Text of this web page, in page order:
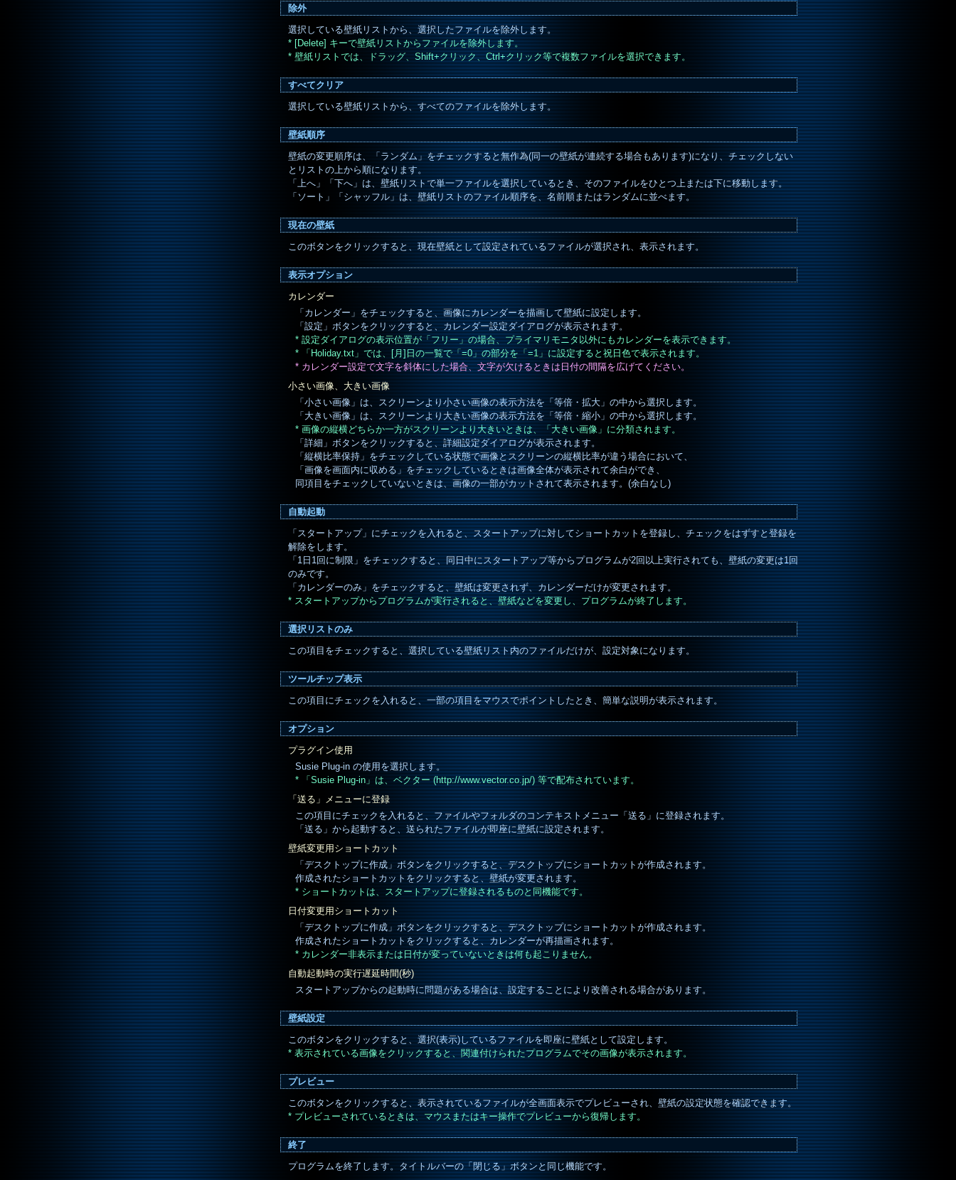
除外
選択している壁紙リストから、選択したファイルを除外します。
* [Delete] キーで壁紙リストからファイルを除外します。
* 壁紙リストでは、ドラッグ、Shift+クリック、Ctrl+クリック等で複数ファイルを選択できます。
すべてクリア
選択している壁紙リストから、すべてのファイルを除外します。
壁紙順序
壁紙の変更順序は、「ランダム」をチェックすると無作為(同一の壁紙が連続する場合もあります)になり、チェックしない
とリストの上から順になります。
「上へ」「下へ」は、壁紙リストで単一ファイルを選択しているとき、そのファイルをひとつ上または下に移動します。
「ソート」「シャッフル」は、壁紙リストのファイル順序を、名前順またはランダムに並べます。
現在の壁紙
このボタンをクリックすると、現在壁紙として設定されているファイルが選択され、表示されます。
表示オプション
カレンダー
「カレンダー」をチェックすると、画像にカレンダーを描画して壁紙に設定します。
「設定」ボタンをクリックすると、カレンダー設定ダイアログが表示されます。
* 設定ダイアログの表示位置が「フリー」の場合、プライマリモニタ以外にもカレンダーを表示できます。
* 「Holiday.txt」では、[月]日の一覧で「=0」の部分を「=1」に設定すると祝日色で表示されます。
* カレンダー設定で文字を斜体にした場合、文字が欠けるときは日付の間隔を広げてください。
小さい画像、大きい画像
「小さい画像」は、スクリーンより小さい画像の表示方法を「等倍・拡大」の中から選択します。
「大きい画像」は、スクリーンより大きい画像の表示方法を「等倍・縮小」の中から選択します。
* 画像の縦横どちらか一方がスクリーンより大きいときは、「大きい画像」に分類されます。
「詳細」ボタンをクリックすると、詳細設定ダイアログが表示されます。
「縦横比率保持」をチェックしている状態で画像とスクリーンの縦横比率が違う場合において、
「画像を画面内に収める」をチェックしているときは画像全体が表示されて余白ができ、
同項目をチェックしていないときは、画像の一部がカットされて表示されます。(余白なし)
自動起動
「スタートアップ」にチェックを入れると、スタートアップに対してショートカットを登録し、チェックをはずすと登録を
解除をします。
「1日1回に制限」をチェックすると、同日中にスタートアップ等からプログラムが2回以上実行されても、壁紙の変更は1回
のみです。
「カレンダーのみ」をチェックすると、壁紙は変更されず、カレンダーだけが変更されます。
* スタートアップからプログラムが実行されると、壁紙などを変更し、プログラムが終了します。
選択リストのみ
この項目をチェックすると、選択している壁紙リスト内のファイルだけが、設定対象になります。
ツールチップ表示
この項目にチェックを入れると、一部の項目をマウスでポイントしたとき、簡単な説明が表示されます。
オプション
プラグイン使用
Susie Plug-in の使用を選択します。
* 「Susie Plug-in」は、ベクター (http://www.vector.co.jp/) 等で配布されています。
「送る」メニューに登録
この項目にチェックを入れると、ファイルやフォルダのコンテキストメニュー「送る」に登録されます。
「送る」から起動すると、送られたファイルが即座に壁紙に設定されます。
壁紙変更用ショートカット
「デスクトップに作成」ボタンをクリックすると、デスクトップにショートカットが作成されます。
作成されたショートカットをクリックすると、壁紙が変更されます。
* ショートカットは、スタートアップに登録されるものと同機能です。
日付変更用ショートカット
「デスクトップに作成」ボタンをクリックすると、デスクトップにショートカットが作成されます。
作成されたショートカットをクリックすると、カレンダーが再描画されます。
* カレンダー非表示または日付が変っていないときは何も起こりません。
自動起動時の実行遅延時間(秒)
スタートアップからの起動時に問題がある場合は、設定することにより改善される場合があります。
壁紙設定
このボタンをクリックすると、選択(表示)しているファイルを即座に壁紙として設定します。
* 表示されている画像をクリックすると、関連付けられたプログラムでその画像が表示されます。
プレビュー
このボタンをクリックすると、表示されているファイルが全画面表示でプレビューされ、壁紙の設定状態を確認できます。
* プレビューされているときは、マウスまたはキー操作でプレビューから復帰します。
終了
プログラムを終了します。タイトルバーの「閉じる」ボタンと同じ機能です。